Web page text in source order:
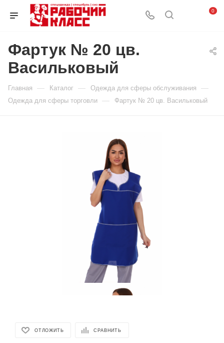
0
Фартук № 20 цв.
Васильковый
Главная — Каталог — Одежда для сферы обслуживания —
Одежда для сферы торговли — Фартук № 20 цв. Васильковый
ОТЛОЖИТЬ СРАВНИТЬ